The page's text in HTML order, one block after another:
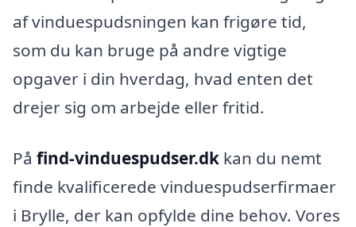
af vinduespudsningen kan frigøre tid,
som du kan bruge på andre vigtige
opgaver i din hverdag, hvad enten det
drejer sig om arbejde eller fritid.
På find-vinduespudser.dk kan du nemt
finde kvalificerede vinduespudserfirmaer
i Brylle, der kan opfylde dine behov. Vores